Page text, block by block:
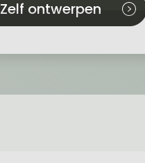
Zelf ontwerpen